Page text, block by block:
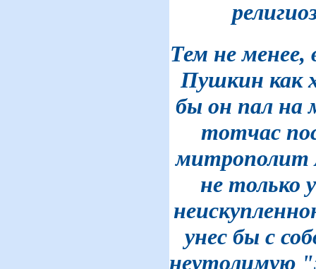
Тем не
Пушкин как
бы он пал на
тотчас
митрополит
не только
унес бы с
неутолимую